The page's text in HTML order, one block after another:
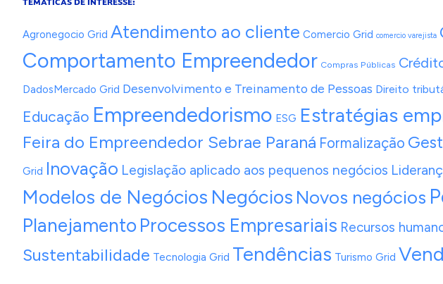
Agronegocio Grid Atendimento ao cliente Comercio Grid comercio varejista
Comportamento Empreendedor Compras Públicas
DadosMercado Grid Desenvolvimento e Treinamento de Pessoas Direito
Educação Empreendedorismo ESG Estratégias
Feira do Empreendedor Sebrae Paraná Formalização
Grid Inovação Legislação aplicado aos pequenos negócios
Modelos de Negócios Negócios Novos negócios
Planejamento Processos Empresariais Recursos
Sustentabilidade Tecnologia Grid Tendências Turismo Grid